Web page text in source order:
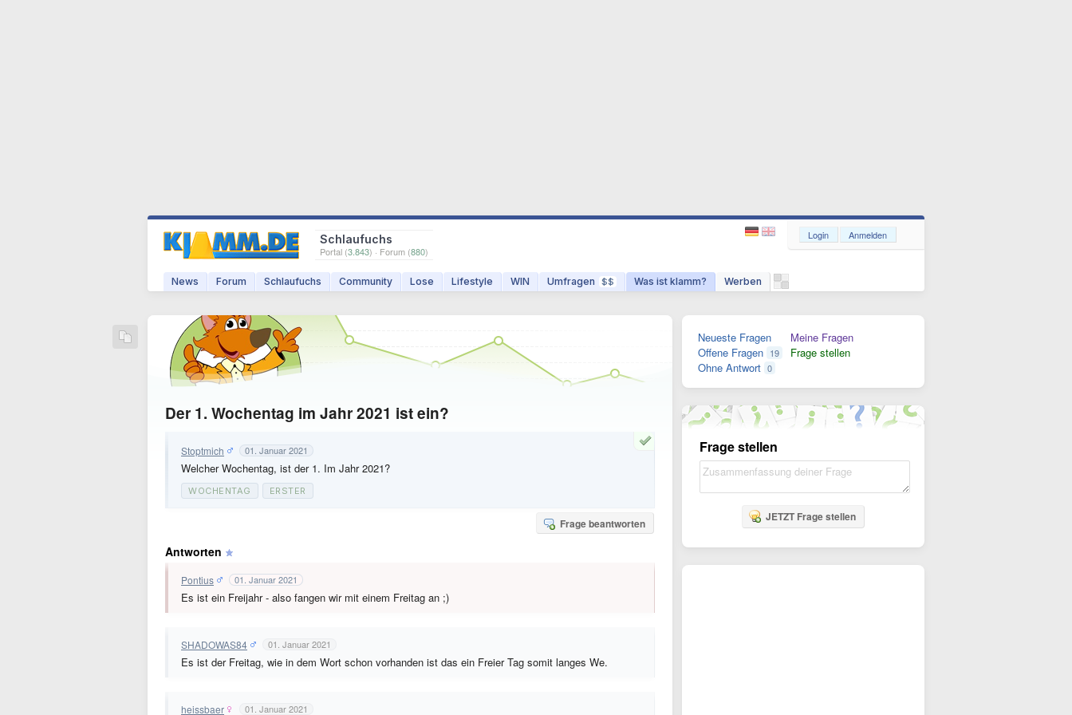
Schlaufuchs
Portal (3.843) · Forum (880)
News Forum Schlaufuchs Community Lose Lifestyle WIN Umfragen $$ Was ist klamm? Werben
Login Anmelden
Der 1. Wochentag im Jahr 2021 ist ein?
Stoptmich 01. Januar 2021
Welcher Wochentag, ist der 1. Im Jahr 2021?
WOCHENTAG ERSTER
Frage beantworten
Antworten
Pontius 01. Januar 2021
Es ist ein Freijahr - also fangen wir mit einem Freitag an ;)
SHADOWAS84 01. Januar 2021
Es ist der Freitag, wie in dem Wort schon vorhanden ist das ein Freier Tag somit langes We.
heissbaer 01. Januar 2021
Neueste Fragen
Offene Fragen 19
Ohne Antwort 0
Meine Fragen
Frage stellen
Frage stellen
JETZT Frage stellen